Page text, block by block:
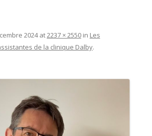
2024at2237 × 2550in Les
de la clinique Dalby.